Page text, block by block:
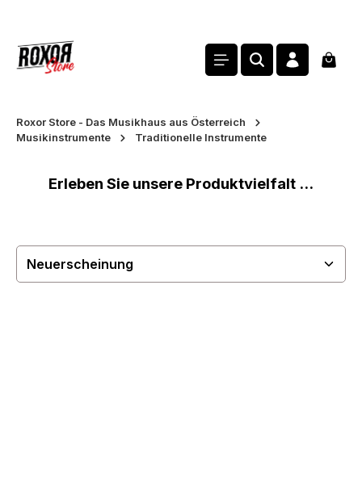
Roxor Store - Das Musikhaus aus Österreich
Musikinstrumente
Traditionelle Instrumente
Erleben Sie unsere Produktvielfalt ...